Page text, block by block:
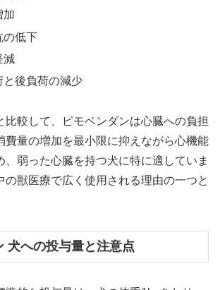
加
の低下
減
と後負荷の減少
比較して、ピモベンダンは心臓への負担
費量の増加を最小限に抑えながら心機能
、弱った心臓を持つ犬に特に適していま
の獣医療で広く使用される理由の一つと
犬への投与量と注意点